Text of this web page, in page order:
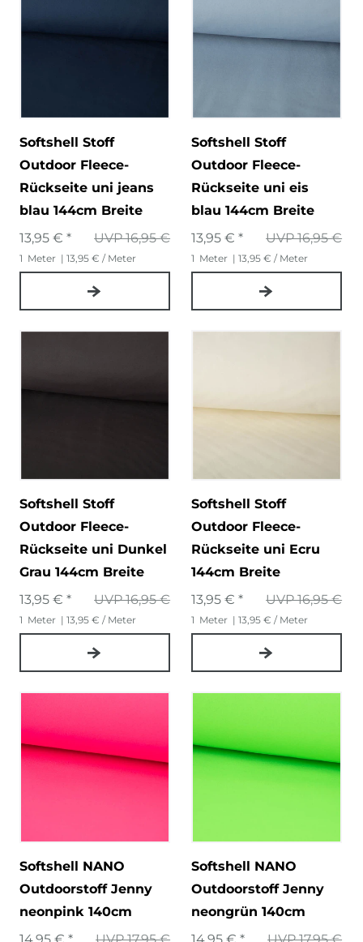
Softshell Stoff
Outdoor Fleece-
Rückseite uni jeans
blau 144cm Breite
UVP 16,95 €
13,95 € *
1 Meter | 13,95 € / Meter
Softshell Stoff
Outdoor Fleece-
Rückseite uni eis
blau 144cm Breite
UVP 16,95 €
13,95 € *
1 Meter | 13,95 € / Meter
Softshell Stoff
Outdoor Fleece-
Rückseite uni Dunkel
Grau 144cm Breite
UVP 16,95 €
13,95 € *
1 Meter | 13,95 € / Meter
Softshell Stoff
Outdoor Fleece-
Rückseite uni Ecru
144cm Breite
UVP 16,95 €
13,95 € *
1 Meter | 13,95 € / Meter
Softshell NANO
Outdoorstoff Jenny
neonpink 140cm
UVP 17,95 €
14,95 € *
Softshell NANO
Outdoorstoff Jenny
neongrün 140cm
UVP 17,95 €
14,95 € *